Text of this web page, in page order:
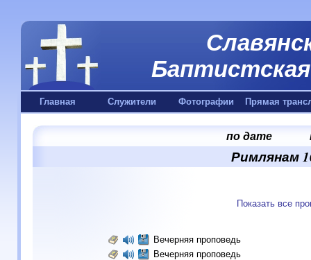
Главная Служители Фотографии Прямая
по дате
Римлянам
Показать все
Вечерняя проповедь
Вечерняя проповедь